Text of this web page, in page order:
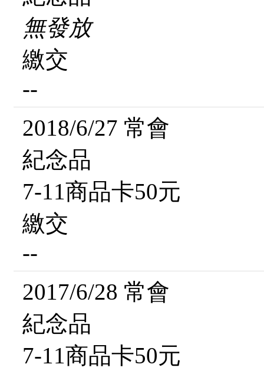
無發放
繳交
--
2018/6/27 常會
紀念品
7-11商品卡50元
繳交
--
2017/6/28 常會
紀念品
7-11商品卡50元